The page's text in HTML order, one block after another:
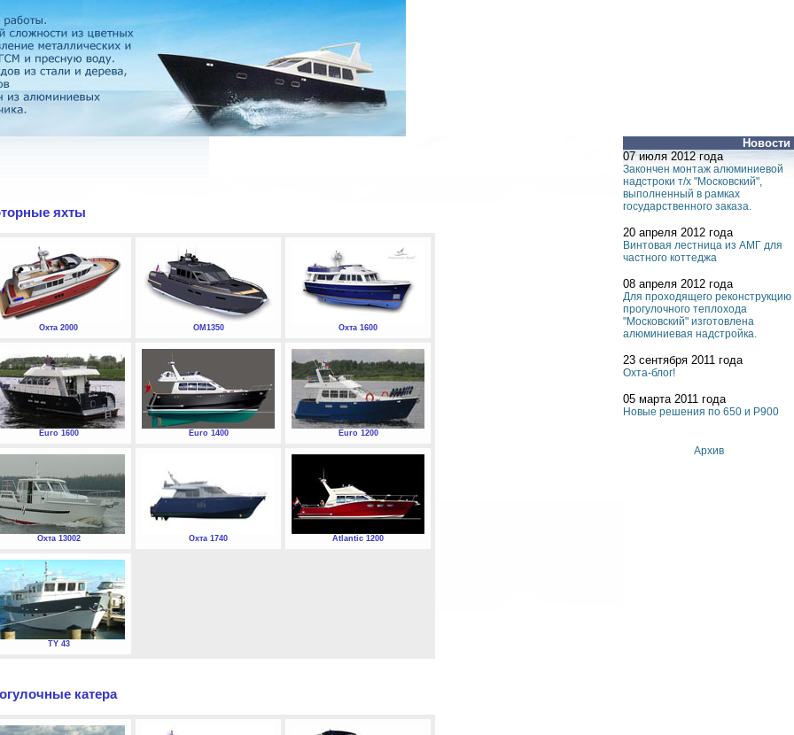
Новости
07 июля 2012 года
Закончен монтаж алюминиевой
надстроки т/х "Московский",
выполненный в рамках
государственного заказа.
20 апреля 2012 года
Винтовая лестница из АМГ для
частного коттеджа
08 апреля 2012 года
Для проходящего реконструкцию
прогулочного теплохода
"Московский" изготовлена
алюминиевая надстройка.
23 сентября 2011 года
Охта-блог!
05 марта 2011 года
Новые решения по 650 и P900
Архив
яхты
Охта 2000 ОМ1350 Охта 1600
Euro 1600 Euro 1400 Euro 1200
Охта 13002 Охта 1740 Atlantic 1200
TY 43
катера